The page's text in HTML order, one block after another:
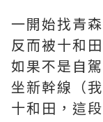
一開始找青
反而被十和
如果不是自
坐新幹線（
十和田，這